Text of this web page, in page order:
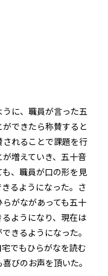
に、職員が言った五
できたら称賛すると
れることで課題を行
増えていき、五十音
、職員が口の形を見
るようになった。さ
がながあっても五十
ようになり、現在は
きるようになった。
でもひらがなを読む
びのお声を頂いた。